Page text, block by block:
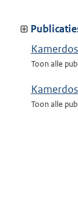
Toon alle
Toon alle